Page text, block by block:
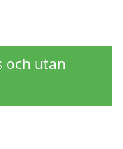
och utan